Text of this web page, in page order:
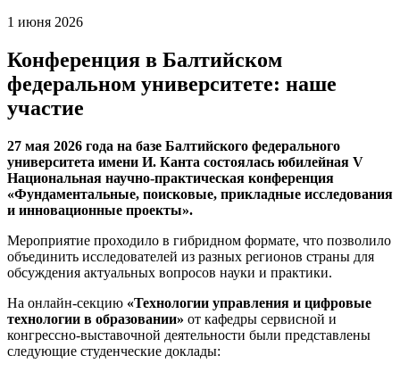
1 июня 2026
Конференция в Балтийском
федеральном университете: наше
участие
27 мая 2026 года на базе Балтийского федерального
университета имени И. Канта состоялась юбилейная V
Национальная научно-практическая конференция
«Фундаментальные, поисковые, прикладные исследования
и инновационные проекты».
Мероприятие проходило в гибридном формате, что позволило
объединить исследователей из разных регионов страны для
обсуждения актуальных вопросов науки и практики.
На онлайн-секцию «Технологии управления и цифровые
технологии в образовании» от кафедры сервисной и
конгрессно-выставочной деятельности были представлены
следующие студенческие доклады: